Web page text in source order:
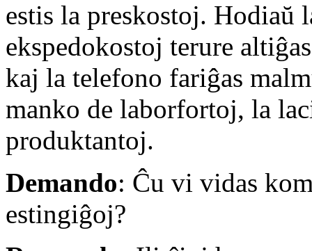
estis la preskostoj. Hodiaŭ
ekspedokostoj terure
kaj la telefono fariĝas
manko de laborfortoj, la
produktantoj.
Demando: Ĉu vi vidas
estingiĝoj?